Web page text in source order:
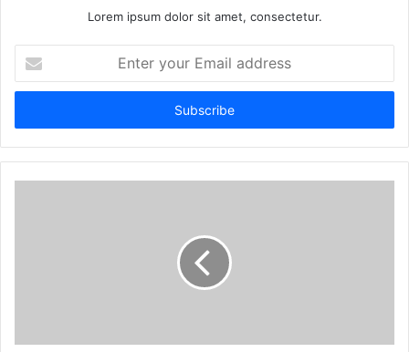
Lorem ipsum dolor sit amet, consectetur.
your
Email